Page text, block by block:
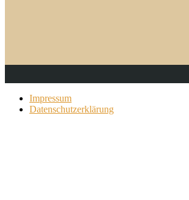
Impressum
Datenschutzerklärung